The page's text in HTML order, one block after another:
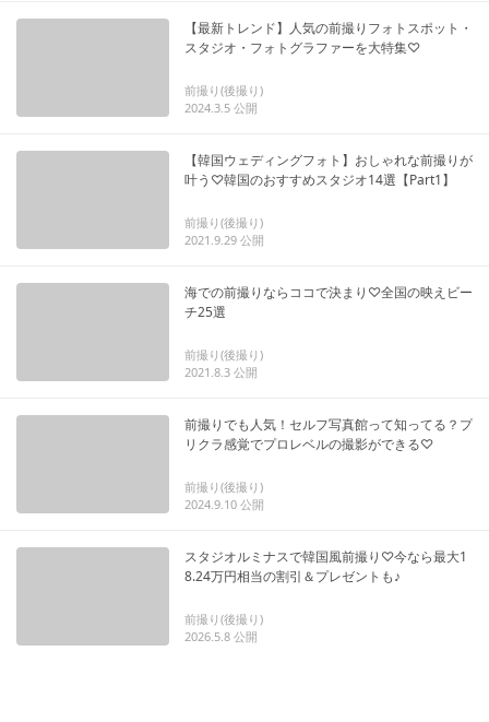
【最新トレンド】人気の前撮りフォトスポット・
スタジオ・フォトグラファーを大特集♡
前撮り(後撮り)
2024.3.5 公開
【韓国ウェディングフォト】おしゃれな前撮りが
叶う♡韓国のおすすめスタジオ14選【Part1】
前撮り(後撮り)
2021.9.29 公開
海での前撮りならココで決まり♡全国の映えビー
チ25選
前撮り(後撮り)
2021.8.3 公開
前撮りでも人気！セルフ写真館って知ってる？プ
リクラ感覚でプロレベルの撮影ができる♡
前撮り(後撮り)
2024.9.10 公開
スタジオルミナスで韓国風前撮り♡今なら最大1
8.24万円相当の割引＆プレゼントも♪
前撮り(後撮り)
2026.5.8 公開